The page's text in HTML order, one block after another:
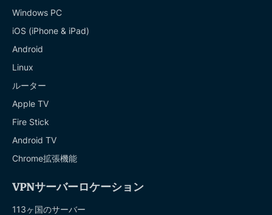
Windows PC
iOS (iPhone & iPad)
Android
Linux
ルーター
Apple TV
Fire Stick
Android TV
Chrome拡張機能
VPNサーバーロケーション
113ヶ国のサーバー